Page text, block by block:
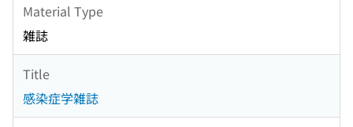
Material Type
雑誌
Title
感染症学雑誌